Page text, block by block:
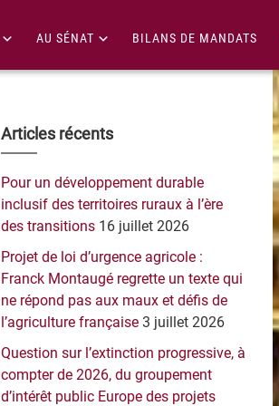
AU SÉNAT BILANS DE MANDATS
Barre
latérale
principale
Articles récents
Pour un développement durable
inclusif des territoires ruraux à l’ère
des transitions 16 juillet 2026
Projet de loi d’urgence agricole :
Franck Montaugé regrette un texte qui
ne répond pas aux maux et défis de
l’agriculture française 3 juillet 2026
Question sur l’extinction progressive, à
compter de 2026, du groupement
d’intérêt public Europe des projets